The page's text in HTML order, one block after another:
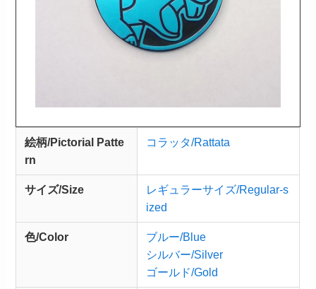
絵柄/Pictorial Patte
rn
コラッタ/Rattata
サイズ/Size
レギュラーサイズ/Regular-s
ized
色/Color
ブルー/Blue
シルバー/Silver
ゴールド/Gold